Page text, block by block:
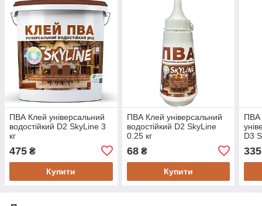
ПВА Клей універсальний
водостійкий D2 SkyLine 3
кг
475 ₴
Купити
ПВА Клей універсальний
водостійкий D2 SkyLine
0.25 кг
68₴
Купити
ПВА
D3
335